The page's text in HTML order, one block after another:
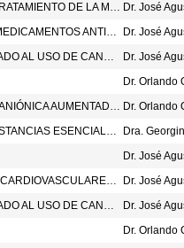
EL USO DE LOS GEPANTES PARA EL TRATAMIENTO DE LA MIGRAÑA Dr. José
EL MOMENTO DE ADMINISTRAR LOS MEDICAMENTOS ANTIHIPERTENSIVOS Y LOS EVENTOS CARDIOVASCULARES Y LA MUERTE. . JAMA. 2025;333:2061-72.
Dr. José
EL RIESGO CARDIOVASCULAR ASOCIADO AL USO DE CANNABIS
Dr. José
ACIDEMIA METABÓLICA CON BRECHA ANIÓNICA AUMENTADA DE CAUSA INCIERTA
MICRONUTRIENTES. REVISIÓN DE SUSTANCIAS ESENCIALES PARA EL ORGANISMO
Dr. José
SEMAGLUTIDA ORAL Y LOS EVENTOS CARDIOVASCULARES EN LA DIABETES TIPO 2 DE ALTO RIESGO. N ENG J MED 2025;392:2001-112
Dr. José
EL RIESGO CARDIOVASCULAR ASOCIADO AL USO DE CANNABIS
Dr. José